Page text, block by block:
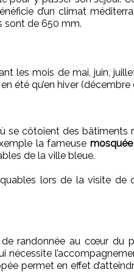
d’un climat
sont de 650 mm.
les mois de mai, juin,
été qu’en hiver (décembre
se côtoient des bâtiments
la fameuse
de la ville bleue.
lors de la visite de
de randonnée au cœur du
nécessite
permet en effet